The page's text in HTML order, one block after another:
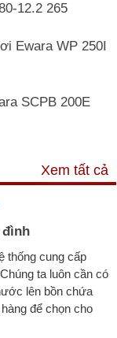
12.2 265
Ewara WP 250I
SCPB 200E
Xem tất cả
đình
thống cung cấp
ta luôn cần có
lên bồn chứa
để chọn cho